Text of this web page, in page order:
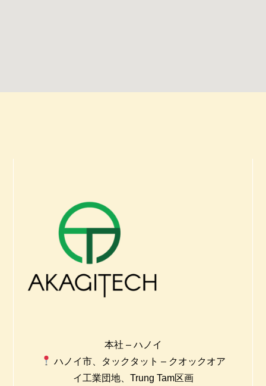
本社 – ハノイ
ハノイ市、タックタット – クオックオア
イ工業団地、Trung Tam区画